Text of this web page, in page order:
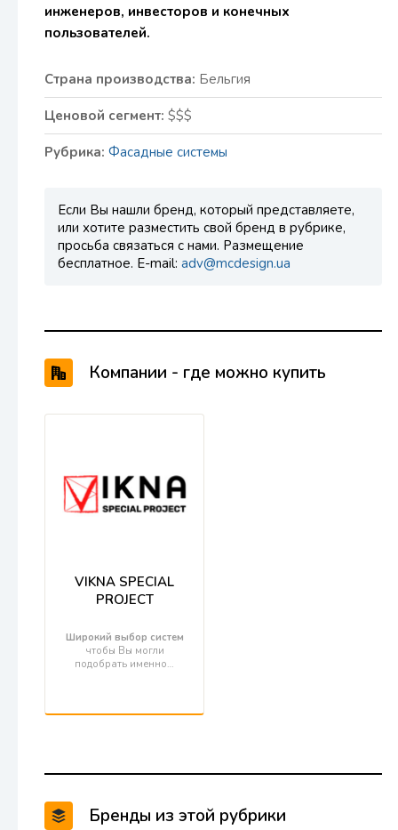
инженеров, инвесторов и конечных
пользователей.
Страна производства: Бельгия
Ценовой сегмент: $$$
Рубрика: Фасадные системы
Если Вы нашли бренд, который представляете,
или хотите разместить свой бренд в рубрике,
просьба связаться с нами. Размещение
бесплатное. E-mail: adv@mcdesign.ua
Компании - где можно купить
VIKNA SPECIAL
PROJECT
Широкий выбор систем
чтобы Вы могли
подобрать именно…
Бренды из этой рубрики